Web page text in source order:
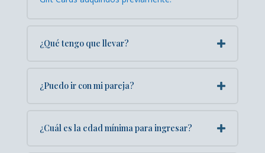
¿Qué tengo que llevar?
¿Puedo ir con mi pareja?
¿Cuál es la edad mínima para ingresar?